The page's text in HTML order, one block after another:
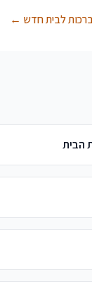
לבית חדש ←
הבית